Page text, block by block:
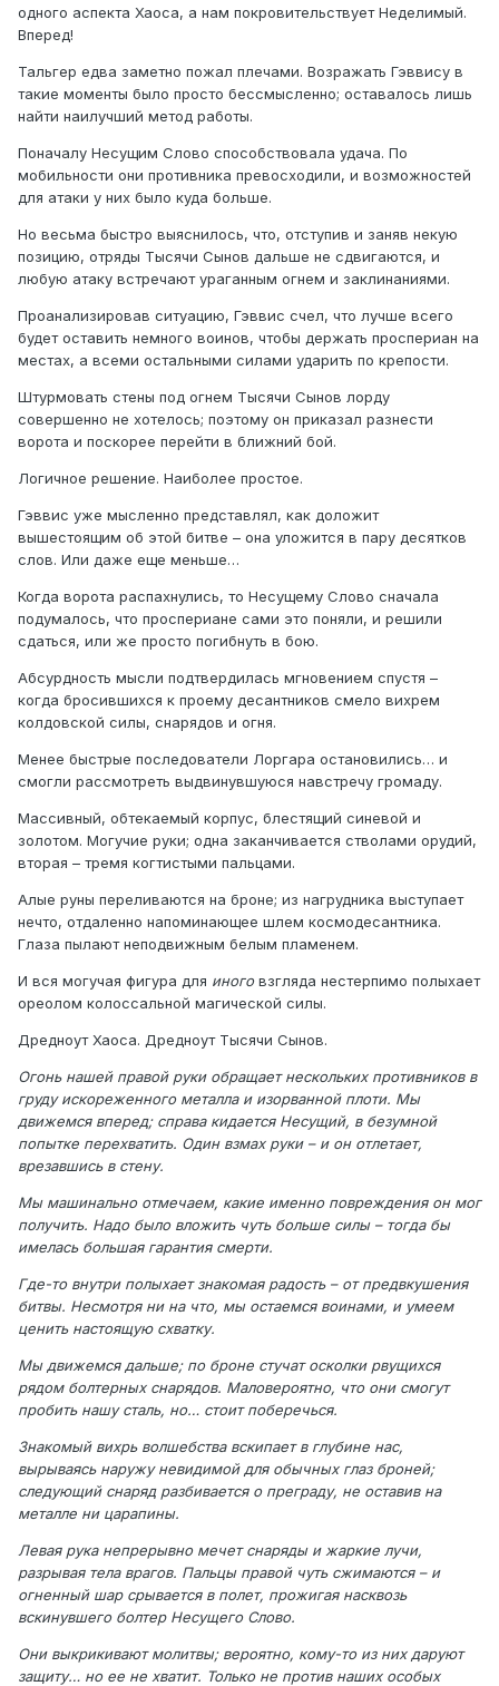
одного аспекта Хаоса, а нам покровительствует Неделимый.
Вперед!
Тальгер едва заметно пожал плечами. Возражать Гэввису в
такие моменты было просто бессмысленно; оставалось лишь
найти наилучший метод работы.
Поначалу Несущим Слово способствовала удача. По
мобильности они противника превосходили, и возможностей
для атаки у них было куда больше.
Но весьма быстро выяснилось, что, отступив и заняв некую
позицию, отряды Тысячи Сынов дальше не сдвигаются, и
любую атаку встречают ураганным огнем и заклинаниями.
Проанализировав ситуацию, Гэввис счел, что лучше всего
будет оставить немного воинов, чтобы держать проспериан на
местах, а всеми остальными силами ударить по крепости.
Штурмовать стены под огнем Тысячи Сынов лорду
совершенно не хотелось; поэтому он приказал разнести
ворота и поскорее перейти в ближний бой.
Логичное решение. Наиболее простое.
Гэввис уже мысленно представлял, как доложит
вышестоящим об этой битве – она уложится в пару десятков
слов. Или даже еще меньше…
Когда ворота распахнулись, то Несущему Слово сначала
подумалось, что проспериане сами это поняли, и решили
сдаться, или же просто погибнуть в бою.
Абсурдность мысли подтвердилась мгновением спустя –
когда бросившихся к проему десантников смело вихрем
колдовской силы, снарядов и огня.
Менее быстрые последователи Лоргара остановились… и
смогли рассмотреть выдвинувшуюся навстречу громаду.
Массивный, обтекаемый корпус, блестящий синевой и
золотом. Могучие руки; одна заканчивается стволами орудий,
вторая – тремя когтистыми пальцами.
Алые руны переливаются на броне; из нагрудника выступает
нечто, отдаленно напоминающее шлем космодесантника.
Глаза пылают неподвижным белым пламенем.
И вся могучая фигура для иноговзгляда нестерпимо полыхает
ореолом колоссальной магической силы.
Дредноут Хаоса. Дредноут Тысячи Сынов.
Огонь нашей правой руки обращает нескольких противников в
груду искореженного металла и изорванной плоти. Мы
движемся вперед; справа кидается Несущий, в безумной
попытке перехватить. Один взмах руки – и он отлетает,
врезавшись в стену.
Мы машинально отмечаем, какие именно повреждения он мог
получить. Надо было вложить чуть больше силы – тогда бы
имелась большая гарантия смерти.
Где-то внутри полыхает знакомая радость – от предвкушения
битвы. Несмотря ни на что, мы остаемся воинами, и умеем
ценить настоящую схватку.
Мы движемся дальше; по броне стучат осколки рвущихся
рядом болтерных снарядов. Маловероятно, что они смогут
пробить нашу сталь, но… стоит поберечься.
Знакомый вихрь волшебства вскипает в глубине нас,
вырываясь наружу невидимой для обычных глаз броней;
следующий снаряд разбивается о преграду, не оставив на
металле ни царапины.
Левая рука непрерывно мечет снаряды и жаркие лучи,
разрывая тела врагов. Пальцы правой чуть сжимаются – и
огненный шар срывается в полет, прожигая насквозь
вскинувшего болтер Несущего Слово.
Они выкрикивают молитвы; вероятно, кому-то из них даруют
защиту… но ее не хватит. Только не против наших особых